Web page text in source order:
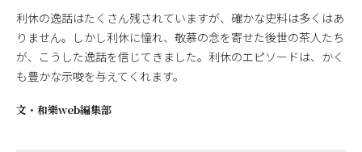
利休の逸話はたくさん残されていますが、確かな史料は多くはあ
りません。しかし利休に憧れ、敬慕の念を寄せた後世の茶人たち
が、こうした逸話を信じてきました。利休のエピソードは、かく
も豊かな示唆を与えてくれます。
文・ 和樂web編集部